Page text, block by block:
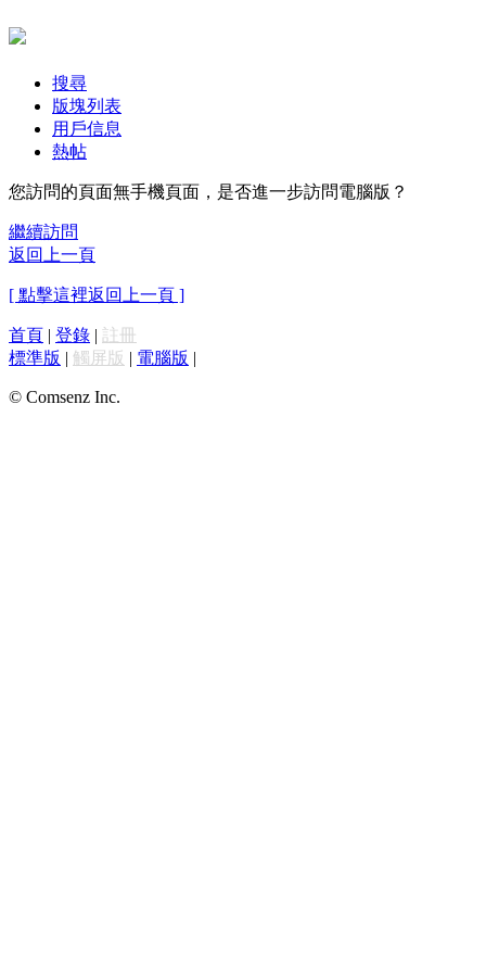
搜尋
版塊列表
用戶信息
熱帖
您訪問的頁面無手機頁面，是否進一步訪問電腦版？
繼續訪問
返回上一頁
[ 點擊這裡返回上一頁 ]
首頁 | 登錄 | 註冊
標準版 | 觸屏版 | 電腦版 |
© Comsenz Inc.